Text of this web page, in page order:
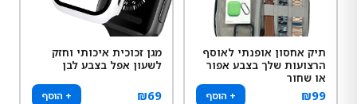
תיק אחסון אופנתי לאוסף
הרצועות שלך בצבע אפור
או שחור
₪99 + הוסף
מגן זכוכית איכותי וחזק
לשעון אפל בצבע לבן
₪69 + הוסף